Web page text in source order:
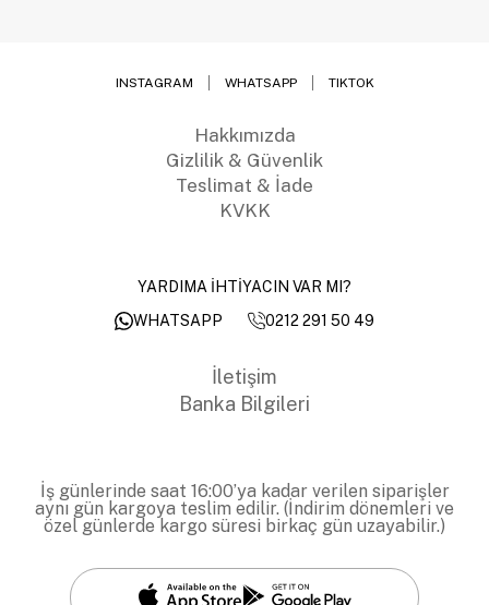
INSTAGRAM WHATSAPP TIKTOK
Hakkımızda
Gizlilik & Güvenlik
Teslimat & İade
KVKK
YARDIMA İHTİYACIN VAR MI?
WHATSAPP
0212 291 50 49
İletişim
Banka Bilgileri
İş günlerinde saat 16:00’ya kadar verilen siparişler
aynı gün kargoya teslim edilir. (İndirim dönemleri ve
özel günlerde kargo süresi birkaç gün uzayabilir.)